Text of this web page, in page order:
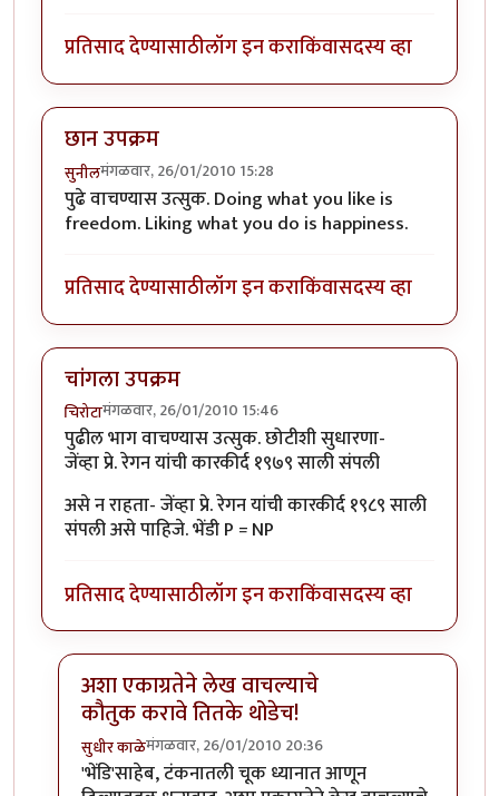
प्रतिसाद देण्यासाठीलॉग इन कराकिंवासदस्य व्हा
छान उपक्रम
सुनीलमंगळवार, 26/01/2010 15:28
पुढे वाचण्यास उत्सुक. Doing what you like is
freedom. Liking what you do is happiness.
प्रतिसाद देण्यासाठीलॉग इन कराकिंवासदस्य व्हा
चांगला उपक्रम
चिरोटामंगळवार, 26/01/2010 15:46
पुढील भाग वाचण्यास उत्सुक. छोटीशी सुधारणा-
जेंव्हा प्रे. रेगन यांची कारकीर्द १९७९ साली संपली
असे न राहता- जेंव्हा प्रे. रेगन यांची कारकीर्द १९८९ साली
संपली असे पाहिजे. भेंडी P = NP
प्रतिसाद देण्यासाठीलॉग इन कराकिंवासदस्य व्हा
अशा एकाग्रतेने लेख वाचल्याचे
कौतुक करावे तितके थोडेच!
सुधीर काळेमंगळवार, 26/01/2010 20:36
In reply toचांगला उपक्रमbyचिरोटा
'भेंडि'साहेब, टंकनातली चूक ध्यानात आणून